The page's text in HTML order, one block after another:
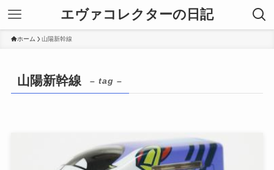
エヴァコレクターの日記
ホーム 山陽新幹線
山陽新幹線 – tag –